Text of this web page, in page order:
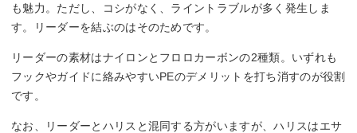
も魅力。ただし、コシがなく、ライントラブルが多く発生しま
す。リーダーを結ぶのはそのためです。
リーダーの素材はナイロンとフロロカーボンの2種類。いずれも
フックやガイドに絡みやすいPEのデメリットを打ち消すのが役割
です。
なお、リーダーとハリスと混同する方がいますが、ハリスはエサ